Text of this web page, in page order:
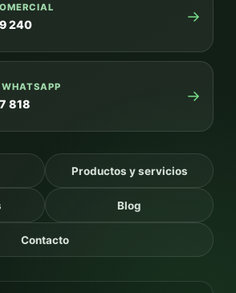
240 →
818 →
Productos y servicios
Blog
Contacto